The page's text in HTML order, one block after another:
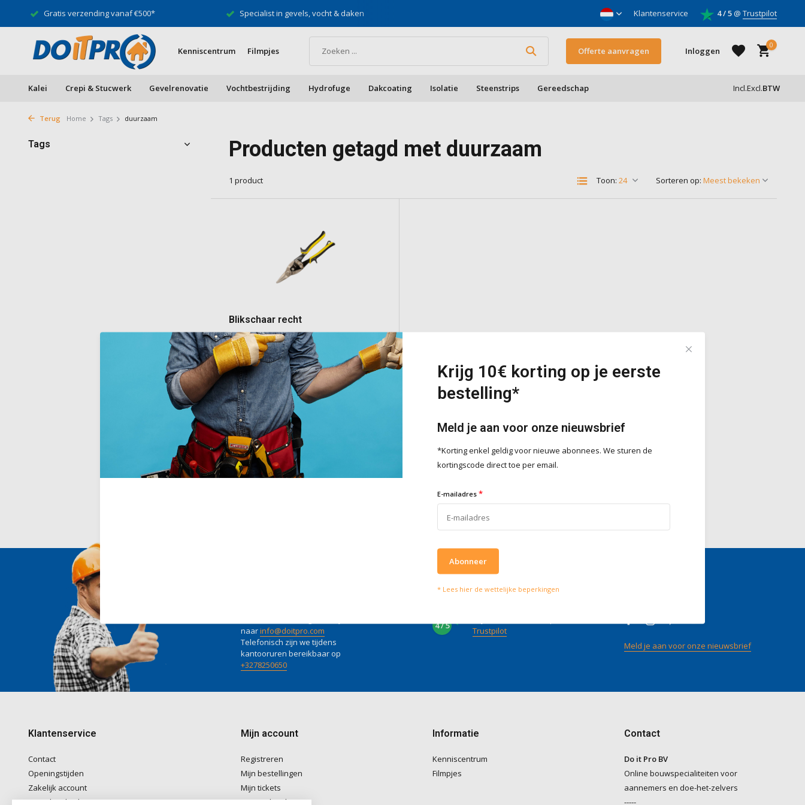
Gratis verzending vanaf €500* Specialist in gevels, vocht & daken Klantenservice 4 / 5@ Trustpilot
Kenniscentrum Filmpjes Offerte aanvragen Inloggen
0
Kalei Crepi & Stucwerk Gevelrenovatie Vochtbestrijding Hydrofuge Dakcoating Isolatie Steenstrips Gereedschap Incl.Excl.BTW
Terug Home Tags duurzaam
Tags Producten getagd met duurzaam
1 product Toon: Sorteren op:
Blikschaar recht
Robuuste blikschaar voor het knippen van
staalplaten tot 1,5 mm. Voorzien van een
legering van chroom en molybdeen,
gekartelde kaken, verstelbare hefboom,
handgrepen met zachte grip en een
terugslagveer voor gemak en comfort.
Deliverytime
€36,40
Incl. BTW
naarinfo@doitpro.com
Telefonisch zijn we tijdens
kantooruren bereikbaar op
+3278250650
Wat onze klanten zeggen
4 / 5
Trustpilot
Meld je aan voor onze nieuwsbrief
Klantenservice
Contact
Openingstijden
Zakelijk account
Betaalmethoden
Mijn account
Registreren
Mijn bestellingen
Mijn tickets
Mijn verlanglijst
Informatie
Kenniscentrum
Filmpjes
Contact
Do it Pro BV
Online bouwspecialiteiten voor
aannemers en doe-het-zelvers
-----
Krijg 10€ korting op je eerste
bestelling*
Meld je aan voor onze nieuwsbrief
*Korting enkel geldig voor nieuwe abonnees. We sturen de
kortingscode direct toe per email.
E-mailadres *
Abonneer
* Lees hier de wettelijke beperkingen